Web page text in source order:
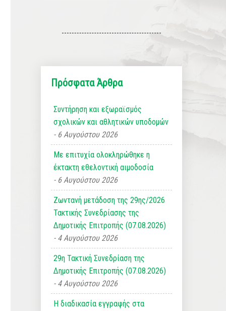
Πρόσφατα Άρθρα
Συντήρηση και εξωραϊσμός
σχολικών και αθλητικών υποδομών
6 Αυγούστου 2026
Με επιτυχία ολοκληρώθηκε η
έκτακτη εθελοντική αιμοδοσία
6 Αυγούστου 2026
Ζωντανή μετάδοση της 29ης/2026
Τακτικής Συνεδρίασης της
Δημοτικής Επιτροπής (07.08.2026)
4 Αυγούστου 2026
29η Τακτική Συνεδρίαση της
Δημοτικής Επιτροπής (07.08.2026)
4 Αυγούστου 2026
Η διαδικασία εγγραφής στα